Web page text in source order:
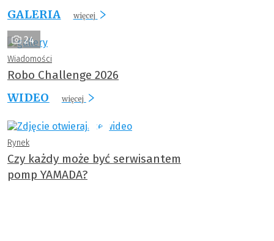
GALERIA
więcej
24
Wiadomości
Robo Challenge 2026
WIDEO
więcej
Rynek
Czy każdy może być serwisantem
pomp YAMADA?